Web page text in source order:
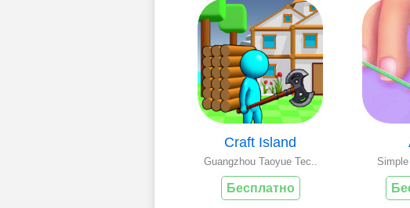
Craft Island
Guangzhou Taoyue Tec..
Бесплатно
Simple